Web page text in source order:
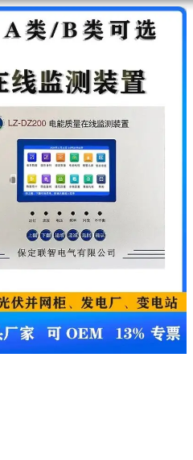

视频图片参数